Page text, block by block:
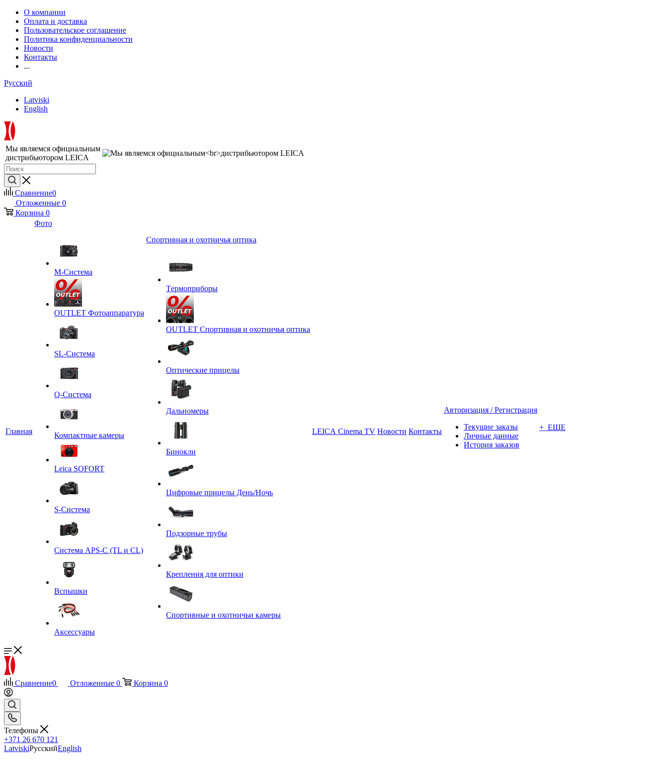
О компании
Оплата и доставка
Пользовательское соглашение
Политика конфиденциальности
Новости
Контакты
...
Русский
Latviski
English
Мы являемся официальным
дистрибьютором LEICA
Сравнение0
Отложенные 0
Корзина 0
Главная
Фото
M-Система
OUTLET Фотоаппаратура
SL-Система
Q-Cистема
Компактные камеры
Leica SOFORT
S-Система
Система APS-C (TL и CL)
Вспышки
Аксессуары
Спортивная и охотничья оптика
Tермоприборы
OUTLET Спортивная и охотничья оптика
Оптические прицелы
Дальномеры
Бинокли
Цифровые прицелы День/Ночь
Подзорные трубы
Крепления для оптики
Спортивные и охотничьи камеры
LEICA Cinema TV Новости Контакты
Авторизация / Регистрация
Текущие заказы
Личные данные
История заказов
+ ЕЩЕ
Сравнение0 Отложенные 0 Корзина 0
Телефоны
+371 26 670 121
LatviskiРусскийEnglish